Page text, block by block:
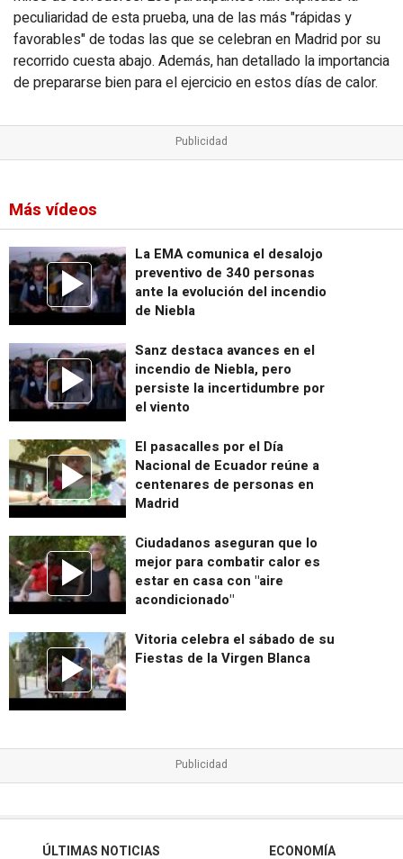
peculiaridad de esta prueba, una de las más "rápidas y
favorables" de todas las que se celebran en Madrid por su
recorrido cuesta abajo. Además, han detallado la importancia
de prepararse bien para el ejercicio en estos días de calor.
Más vídeos
La EMA comunica el desalojo
preventivo de 340 personas
ante la evolución del incendio
de Niebla
Sanz destaca avances en el
incendio de Niebla, pero
persiste la incertidumbre por
el viento
El pasacalles por el Día
Nacional de Ecuador reúne a
centenares de personas en
Madrid
Ciudadanos aseguran que lo
mejor para combatir calor es
estar en casa con "aire
acondicionado"
Vitoria celebra el sábado de su
Fiestas de la Virgen Blanca
ÚLTIMAS NOTICIAS
ECONOMÍA